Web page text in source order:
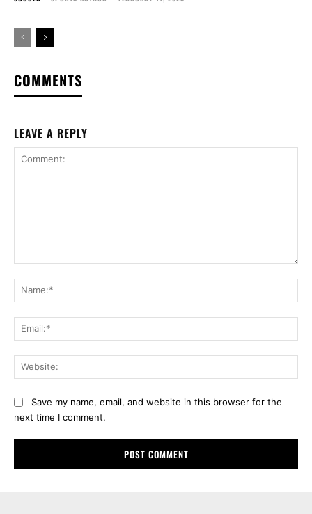
COMMENTS
LEAVE A REPLY
Save my name, email, and website in this browser for the
next time I comment.